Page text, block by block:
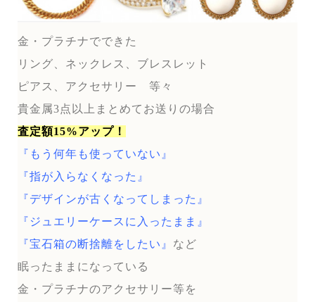
金・プラチナでできた
リング、ネックレス、ブレスレット
ピアス、アクセサリー 等々
貴金属3点以上まとめてお送りの場合
査定額15%アップ！
『もう何年も使っていない』
『指が入らなくなった』
『デザインが古くなってしまった』
『ジュエリーケースに入ったまま』
『宝石箱の断捨離をしたい』 など
眠ったままになっている
金・プラチナのアクセサリー等を